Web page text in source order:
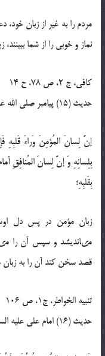
مردم را به غير از زبان
نماز و خوبى را از شما
كافى، ج 2، ص 78، ح 14
حدیث (15) پيامبر صلى ‏الله ‏عليه ‏و ‏آله :
إنَّ لِسانَ المُؤمِنَ وَراءَ قَلبِهِ
بِلِسانِهِ وَ إنَّ لِسانَ المُنافِقِ
بِقَلبِهِ؛
زبان مؤمن در پس دل
مى‏انديشد و سپس آن را
قصد سخن كند آن را به زبان
تنبيه الخواطر، ج1، ص 106
حدیث (16) امام على علیه السلام :